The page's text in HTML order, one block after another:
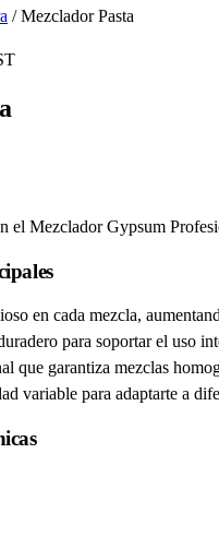
/Mezclador Pasta
el Mezclador Gypsum
en cada mezcla,
para soportar el uso
que garantiza mezclas
variable para adaptarte a